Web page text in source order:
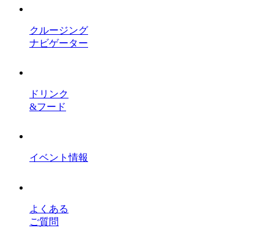
クルージング
ナビゲーター
ドリンク
&フード
イベント情報
よくある
ご質問